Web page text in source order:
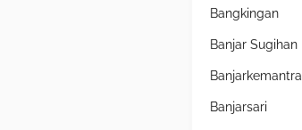
Bangkingan
Banjar Sugihan
Banjarsari